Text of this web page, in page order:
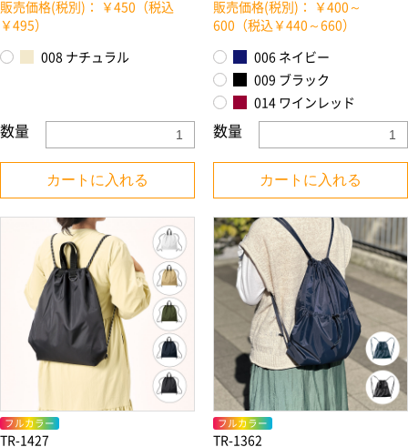
販売価格(税別)： ￥450（税込
￥495）
008 ナチュラル
数量
カートに入れる
販売価格(税別)： ￥400～
600（税込￥440～660）
006 ネイビー
009 ブラック
014 ワインレッド
数量
カートに入れる
フルカラー
TR-1427
フルカラー
TR-1362